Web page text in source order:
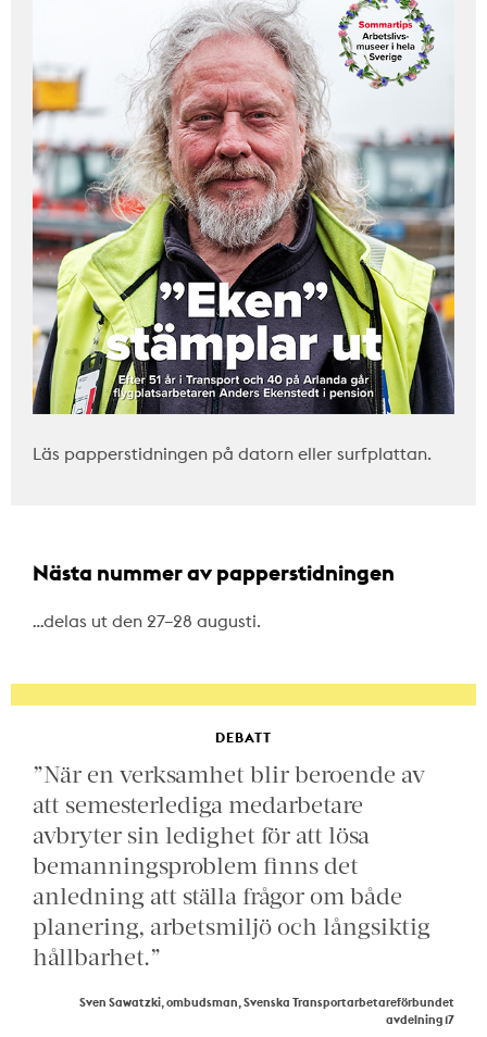
Läs papperstidningen på datorn eller surfplattan.
Nästa nummer av papperstidningen
…delas ut den 27–28 augusti.
DEBATT
”När en verksamhet blir beroende av
att semesterlediga medarbetare
avbryter sin ledighet för att lösa
bemanningsproblem finns det
anledning att ställa frågor om både
planering, arbetsmiljö och långsiktig
hållbarhet.”
Sven Sawatzki, ombudsman, Svenska Transportarbetareförbundet
avdelning 17